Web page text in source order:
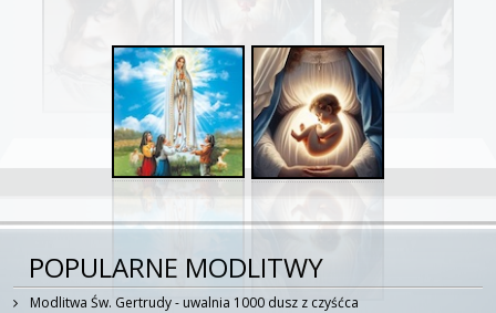
POPULARNE MODLITWY
Modlitwa Św. Gertrudy - uwalnia 1000 dusz z czyśćca